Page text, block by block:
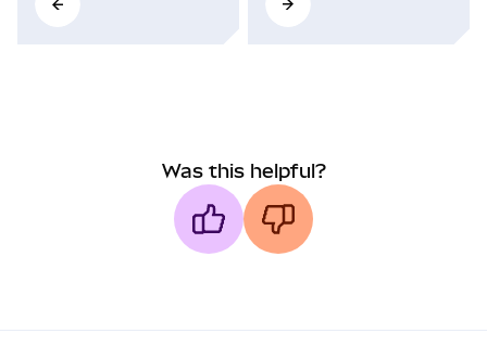
Was this helpful?